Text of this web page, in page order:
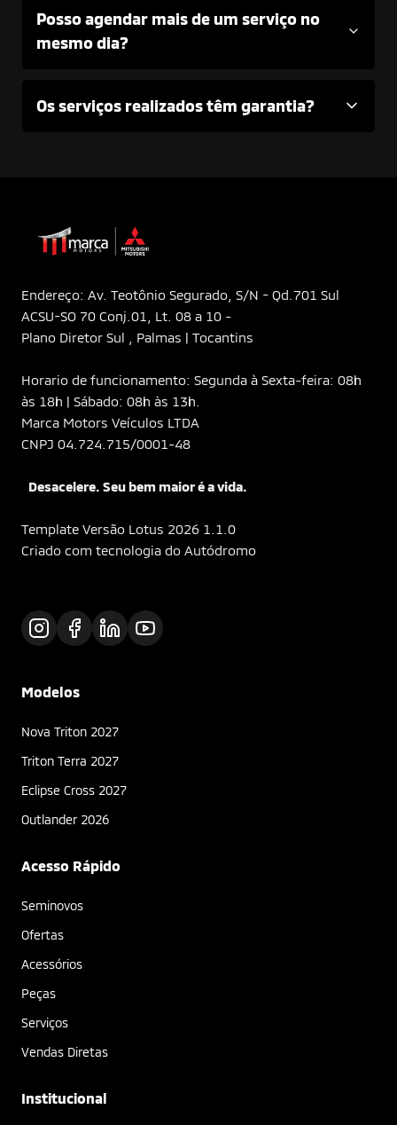
Posso agendar mais de um serviço no
mesmo dia?
Os serviços realizados têm garantia?
Endereço: Av. Teotônio Segurado, S/N - Qd.701 Sul
ACSU-SO 70 Conj.01, Lt. 08 a 10 -
Plano Diretor Sul , Palmas | Tocantins
Horario de funcionamento: Segunda à Sexta-feira: 08h
às 18h | Sábado: 08h às 13h.
Marca Motors Veículos LTDA
CNPJ 04.724.715/0001-48
Desacelere. Seu bem maior é a vida.
Template Versão Lotus 2026 1.1.0
Criado com tecnologia do Autódromo
Modelos
Nova Triton 2027
Triton Terra 2027
Eclipse Cross 2027
Outlander 2026
Acesso Rápido
Seminovos
Ofertas
Acessórios
Peças
Serviços
Vendas Diretas
Institucional